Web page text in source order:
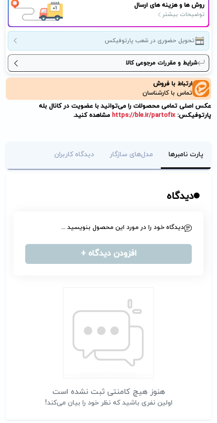
روش ها و هزینه های ارسال
توضیحات بیشتر
تحویل حضوری در شعب پارتوفیکس
شرایط و مقررات مرجوعی کالا
ارتباط با فروش
تماس با کارشناسان
عکس اصلی تمامی محصولات را می‌توانید با عضویت در کانال بله
پارتوفیکس: https://ble.ir/partofix مشاهده کنید.
پارت نامبرها مدل‌های سازگار دیدگاه کاربران
دیدگاه
هنوز هیچ کامنتی ثبت نشده است
اولین نفری باشید که نظر خود را بیان می‌کند!
دیدگاه خود را در مورد این محصول بنویسید ...
افزودن دیدگاه +